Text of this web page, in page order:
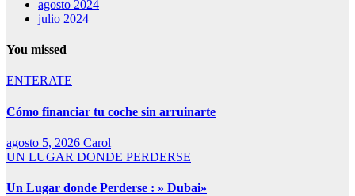
agosto 2024
julio 2024
You missed
ENTERATE
Cómo financiar tu coche sin arruinarte
agosto 5, 2026 Carol
UN LUGAR DONDE PERDERSE
Un Lugar donde Perderse : » Dubai»